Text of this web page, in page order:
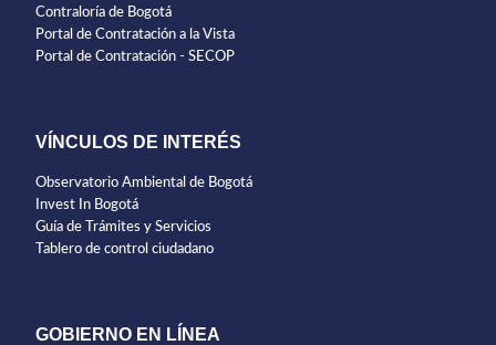
Contraloría de Bogotá
Portal de Contratación a la Vista
Portal de Contratación - SECOP
VÍNCULOS DE INTERÉS
Observatorio Ambiental de Bogotá
Invest In Bogotá
Guía de Trámites y Servicios
Tablero de control ciudadano
GOBIERNO EN LÍNEA